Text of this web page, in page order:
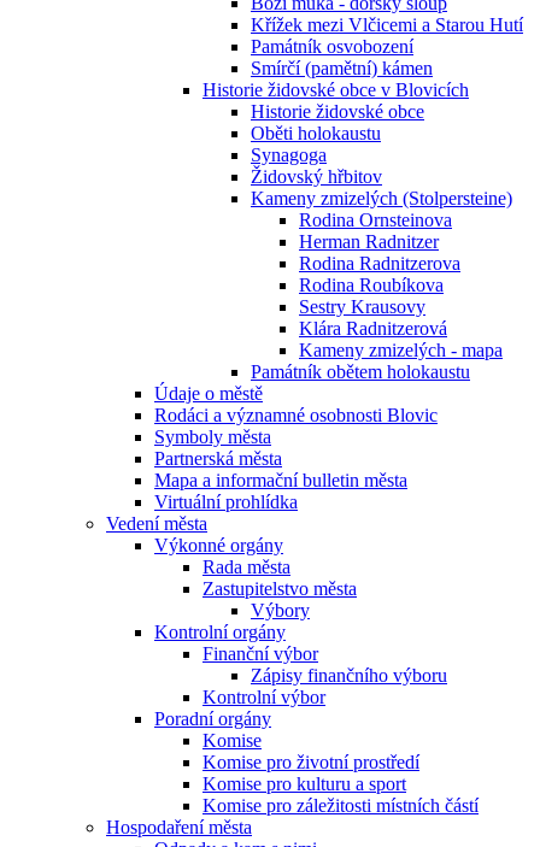
Křížek mezi Vlčicemi a Starou Hutí
Památník osvobození
Smírčí (pamětní) kámen
Historie židovské obce v Blovicích
Historie židovské obce
Oběti holokaustu
Synagoga
Židovský hřbitov
Kameny zmizelých (Stolpersteine)
Rodina Ornsteinova
Herman Radnitzer
Rodina Radnitzerova
Rodina Roubíkova
Sestry Krausovy
Klára Radnitzerová
Kameny zmizelých - mapa
Památník obětem holokaustu
Údaje o městě
Rodáci a významné osobnosti Blovic
Symboly města
Partnerská města
Mapa a informační bulletin města
Virtuální prohlídka
Vedení města
Výkonné orgány
Rada města
Zastupitelstvo města
Výbory
Kontrolní orgány
Finanční výbor
Zápisy finančního výboru
Kontrolní výbor
Poradní orgány
Komise
Komise pro životní prostředí
Komise pro kulturu a sport
Komise pro záležitosti místních částí
Hospodaření města